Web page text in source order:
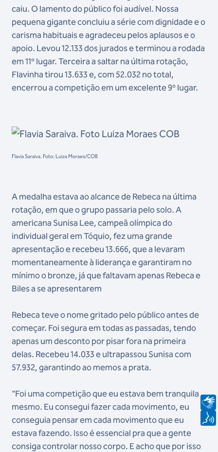
caiu. O lamento do público foi audível. Nossa
pequena gigante concluiu a série com dignidade e o
carisma habituais e agradeceu pelos aplausos e o
apoio. Levou 12.133 dos jurados e terminou a rodada
em 11º lugar. Terceira a saltar na última rotação,
Flavinha tirou 13.633 e, com 52.032 no total,
encerrou a competição em um excelente 9º lugar.
Flavia Saraiva. Foto: Luiza Moraes/COB
A medalha estava ao alcance de Rebeca na última
rotação, em que o grupo passaria pelo solo. A
americana Sunisa Lee, campeã olímpica do
individual geral em Tóquio, fez uma grande
apresentação e recebeu 13.666, que a levaram
momentaneamente à liderança e garantiram no
mínimo o bronze, já que faltavam apenas Rebeca e
Biles a se apresentarem
Rebeca teve o nome gritado pelo público antes de
começar. Foi segura em todas as passadas, tendo
apenas um desconto por pisar fora na primeira
delas. Recebeu 14.033 e ultrapassou Sunisa com
57.932, garantindo ao memos a prata.
"Foi uma competição que eu estava bem tranquila
mesmo. Eu consegui fazer cada movimento, eu
conseguia pensar em cada movimento que eu
estava fazendo. Isso é essencial pra que a gente
consiga controlar nosso corpo. E acho que por isso